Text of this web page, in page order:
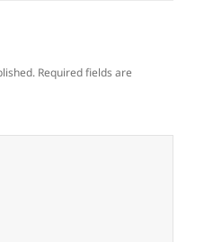
Required fields are